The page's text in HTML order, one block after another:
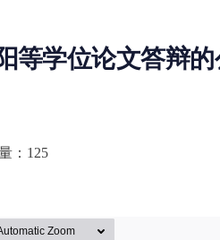
等学位论文答辩
： 125